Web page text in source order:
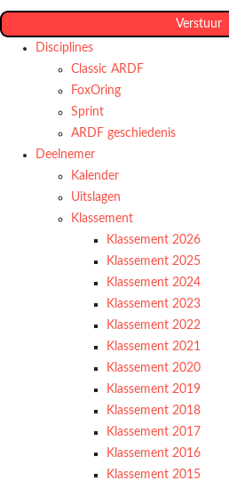
Verstuur
Disciplines
Classic ARDF
FoxOring
Sprint
ARDF geschiedenis
Deelnemer
Kalender
Uitslagen
Klassement
Klassement 2026
Klassement 2025
Klassement 2024
Klassement 2023
Klassement 2022
Klassement 2021
Klassement 2020
Klassement 2019
Klassement 2018
Klassement 2017
Klassement 2016
Klassement 2015